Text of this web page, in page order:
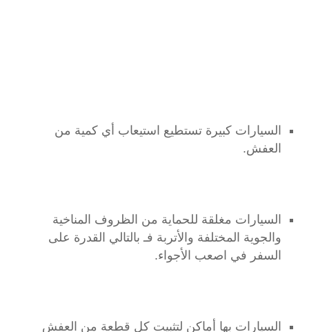
السيارات كبيرة تستطيع استيعاب أي كمية من
العفش.
السيارات مغلقة للحماية من الظروف المناخية
والجوية المختلفة والأتربة فـ بالتالي القدرة على
السفر في اصعب الأجواء.
السيارات بها أماكن لتثبيت كل قطعة من العفش